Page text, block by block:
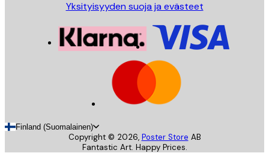
Yksityisyyden suoja ja evästeet
Finland (Suomalainen)
Copyright © 2026, Poster Store AB
Fantastic Art. Happy Prices.